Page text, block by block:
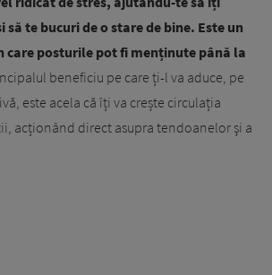
te bucuri de o stare de bine. Este un
care posturile pot fi menținute până la
beneficiu pe care ți-l va aduce, pe
este acela că îți va crește circulația
acționând direct asupra tendoanelor şi a